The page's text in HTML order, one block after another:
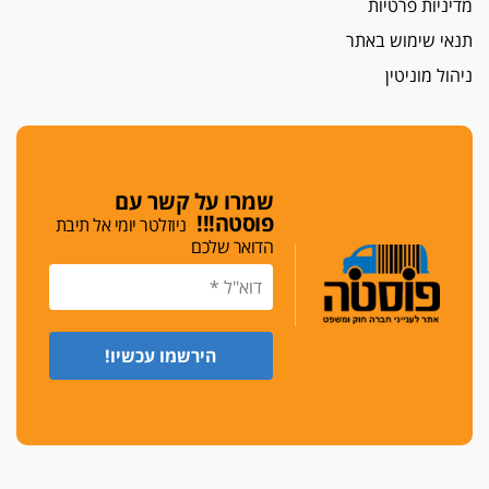
גלוק
פאנל הלשכה על האלימות: "כישלון שמתחיל בחינוך
חדש ללשכה אינה סבירה
עו"ד גלעד מנשה ויאיר בכורו חגגו בר מצווה, שרי
הליכוד הפציצו
אתיקה בהקפאה
הקדנציה החוקית של ועדות האתיקה הסתיימה
מדיניות פרטיות
תנאי שימוש באתר
ניהול מוניטין
שמרו על קשר עם
פוסטה!!! ניוזלטר יומי אל תיבת
הדואר שלכם